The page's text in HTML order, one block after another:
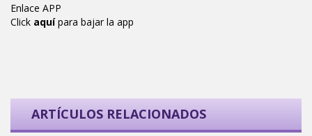
Enlace APP
Click aquípara bajar la app
ARTÍCULOS RELACIONADOS